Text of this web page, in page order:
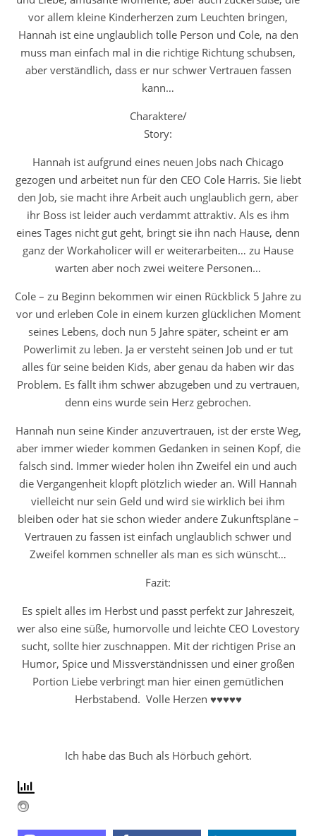
vor allem kleine Kinderherzen zum Leuchten bringen,
Hannah ist eine unglaublich tolle Person und Cole, na den
muss man einfach mal in die richtige Richtung schubsen,
aber verständlich, dass er nur schwer Vertrauen fassen
kann…
Charaktere/
Story:
Hannah ist aufgrund eines neuen Jobs nach Chicago
gezogen und arbeitet nun für den CEO Cole Harris. Sie liebt
den Job, sie macht ihre Arbeit auch unglaublich gern, aber
ihr Boss ist leider auch verdammt attraktiv. Als es ihm
eines Tages nicht gut geht, bringt sie ihn nach Hause, denn
ganz der Workaholicer will er weiterarbeiten… zu Hause
warten aber noch zwei weitere Personen…
Cole – zu Beginn bekommen wir einen Rückblick 5 Jahre zu
vor und erleben Cole in einem kurzen glücklichen Moment
seines Lebens, doch nun 5 Jahre später, scheint er am
Powerlimit zu leben. Ja er versteht seinen Job und er tut
alles für seine beiden Kids, aber genau da haben wir das
Problem. Es fällt ihm schwer abzugeben und zu vertrauen,
denn eins wurde sein Herz gebrochen.
Hannah nun seine Kinder anzuvertrauen, ist der erste Weg,
aber immer wieder kommen Gedanken in seinen Kopf, die
falsch sind. Immer wieder holen ihn Zweifel ein und auch
die Vergangenheit klopft plötzlich wieder an. Will Hannah
vielleicht nur sein Geld und wird sie wirklich bei ihm
bleiben oder hat sie schon wieder andere Zukunftspläne –
Vertrauen zu fassen ist einfach unglaublich schwer und
Zweifel kommen schneller als man es sich wünscht…
Fazit:
Es spielt alles im Herbst und passt perfekt zur Jahreszeit,
wer also eine süße, humorvolle und leichte CEO Lovestory
sucht, sollte hier zuschnappen. Mit der richtigen Prise an
Humor, Spice und Missverständnissen und einer großen
Portion Liebe verbringt man hier einen gemütlichen
Herbstabend. Volle Herzen ♥♥♥♥♥
Ich habe das Buch als Hörbuch gehört.